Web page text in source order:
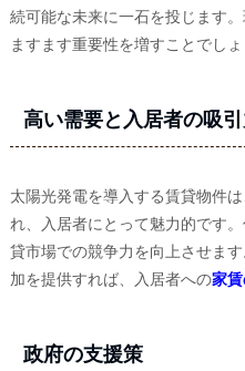
続可能な未来に一石を投じます
ますます重要性を増すことでしょ
高い需要と入居者の吸引
太陽光発電を導入する賃貸物件
れ、入居者にとって魅力的です
貸市場での競争力を向上させま
加を提供すれば、入居者への家
政府の支援策